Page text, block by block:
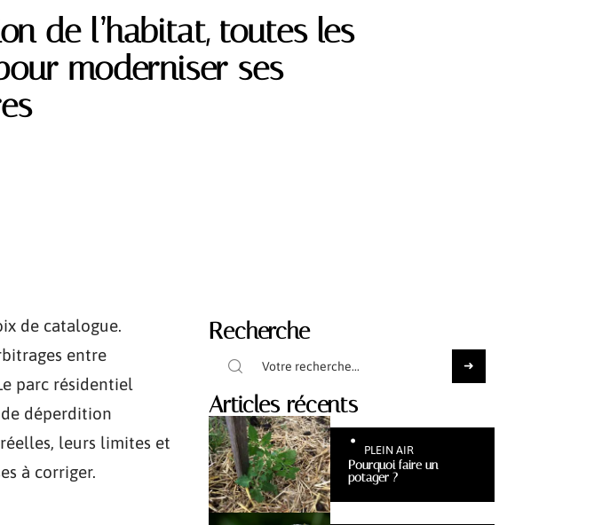
de l’habitat, toutes les
moderniser ses
de catalogue.
entre
parc résidentiel
déperdition
leurs limites et
à corriger.
Recherche
Articles récents
PLEIN AIR
Pourquoi faire un
potager ?